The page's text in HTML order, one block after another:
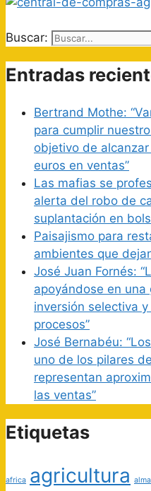
Buscar:
Entradas
Bertrand Mothe:
para cumplir
objetivo de
euros en ventas”
Las mafias se
alerta del robo de
suplantación en
Paisajismo para
ambientes que
José Juan Fornés:
apoyándose en una
inversión selectiva
procesos”
José Bernabéu:
uno de los pilares
representan
las ventas”
Etiquetas
africa agricultura